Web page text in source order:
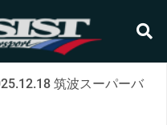
筑波スーパーバ